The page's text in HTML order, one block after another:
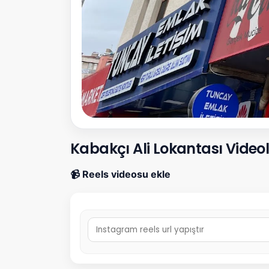
Kabakçı Ali Lokantası
📹 Reels videosu ekle